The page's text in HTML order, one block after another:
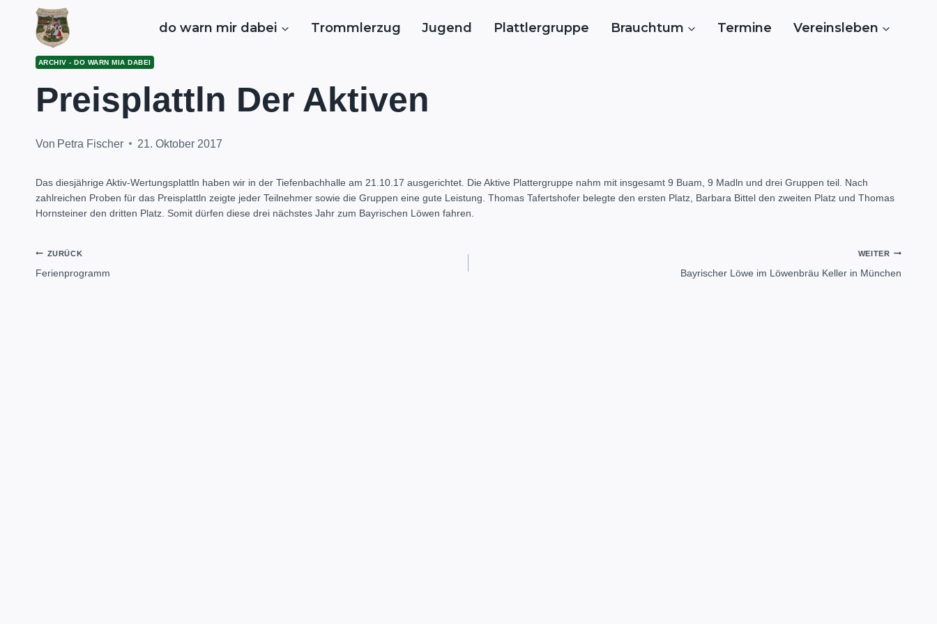
springen
do warn mir dabei Trommlerzug Jugend Plattlergruppe Brauchtum Termine Vereinsleben
ARCHIV - DO WARN MIA DABEI
Preisplattln Der Aktiven
Von Petra Fischer 21. Oktober 2017
Das diesjährige Aktiv-Wertungsplattln haben wir in der Tiefenbachhalle am 21.10.17 ausgerichtet. Die Aktive Plattergruppe nahm mit insgesamt 9 Buam, 9 Madln und drei Gruppen teil. Nach
zahlreichen Proben für das Preisplattln zeigte jeder Teilnehmer sowie die Gruppen eine gute Leistung. Thomas Tafertshofer belegte den ersten Platz, Barbara Bittel den zweiten Platz und Thomas
Hornsteiner den dritten Platz. Somit dürfen diese drei nächstes Jahr zum Bayrischen Löwen fahren.
Beitragsnavigation
ZURÜCK
Ferienprogramm
WEITER
Bayrischer Löwe im Löwenbräu Keller in München